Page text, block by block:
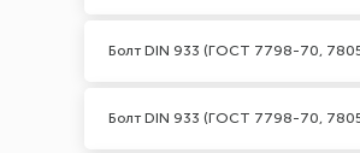
Болт DIN 933 (ГОСТ 7798-70,
Болт DIN 933 (ГОСТ 7798-70,